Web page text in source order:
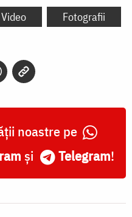
Video Fotografii
noastre pe
și Telegram!